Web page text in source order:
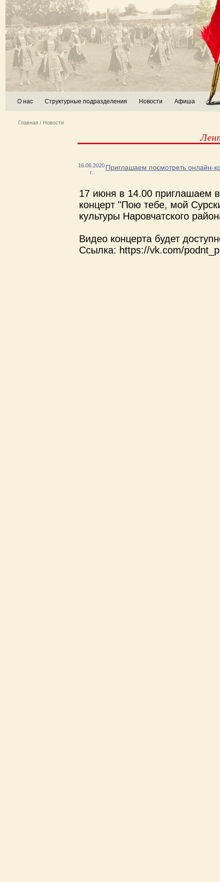
О нас Структурные подразделения Новости Афиша
Главная / Новости
16.06.2020
г.
Приглашаем посмотреть онлайн-
17 июня в 14.00 приглашаем
концерт "Пою тебе, мой
культуры Наровчатского
Видео концерта будет
Ссылка: https://vk.com/